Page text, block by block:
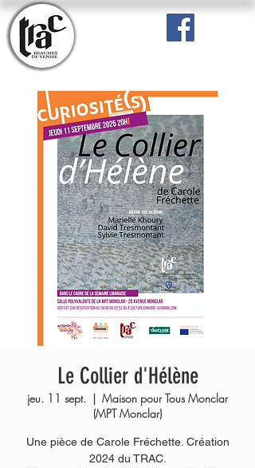
Le Collier d'Hélène
jeu. 11 sept.
  |
Maison pour Tous Monclar
(MPT Monclar)
Une pièce de Carole Fréchette. Création
2024 du TRAC.